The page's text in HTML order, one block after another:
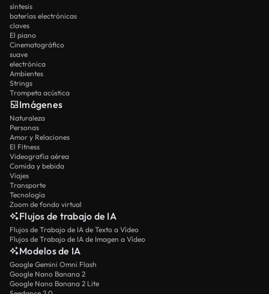
síntesis
baterías electrónicas
claves
El piano
Cinematográfico
suave
electrónica
Ambientes
Strings
Trompeta acústica
Imágenes
Naturaleza
Personas
Amor y Relaciones
El Fitness
Videografía aérea
Comida y bebida
Viajes
Transporte
Tecnología
Zoom de fondo virtual
Flujos de trabajo de IA
Flujos de Trabajo de IA de Texto a Vídeo
Flujos de Trabajo de IA de Imagen a Vídeo
Modelos de IA
Google Gemini Omni Flash
Google Nano Banana 2
Google Nano Banana 2 Lite